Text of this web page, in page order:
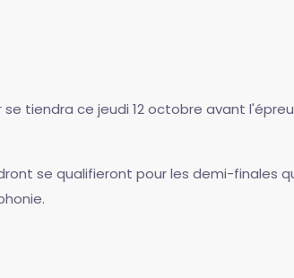
tiendra ce jeudi 12 octobre avant
se qualifieront pour les demi-finales